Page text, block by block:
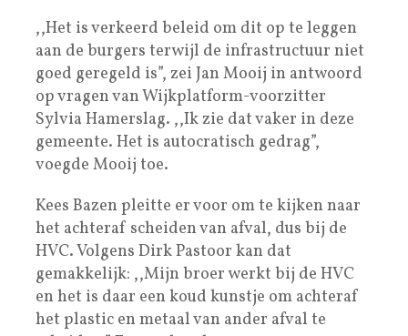
,,Het is verkeerd beleid om dit op te leggen
aan de burgers terwijl de infrastructuur niet
goed geregeld is”, zei Jan Mooij in antwoord
op vragen van Wijkplatform-voorzitter
Sylvia Hamerslag. ,,Ik zie dat vaker in deze
gemeente. Het is autocratisch gedrag”,
voegde Mooij toe.
Kees Bazen pleitte er voor om te kijken naar
het achteraf scheiden van afval, dus bij de
HVC. Volgens Dirk Pastoor kan dat
gemakkelijk: ,,Mijn broer werkt bij de HVC
en het is daar een koud kunstje om achteraf
het plastic en metaal van ander afval te